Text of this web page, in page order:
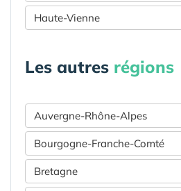
Haute-Vienne
Les autres régions
Auvergne-Rhône-Alpes
Bourgogne-Franche-Comté
Bretagne